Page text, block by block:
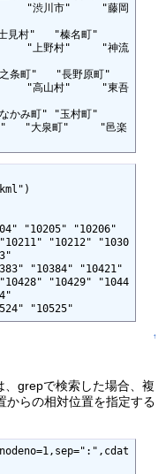
"渋川市"     "藤岡
見村"   "榛名町"
"上野村"     "神流
町"   "長野原町"
"高山村"     "東吾
み町" "玉村町"
"   "大泉町"     "邑楽
"10205" "10206"
"10212" "1030
"10384" "10421"
"10429" "1044
"10525"
↑
、grepで検索した場合、複
からの相対位置を指定する